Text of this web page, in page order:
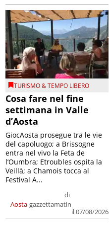
TURISMO & TEMPO LIBERO
Cosa fare nel fine
settimana in Valle
d’Aosta
Aosta
di
gazzettamatin
il 07/08/2026
GiocAosta prosegue tra le vie
del capoluogo; a Brissogne
entra nel vivo la Feta de
l’Oumbra; Etroubles ospita la
Veillà; a Chamois tocca al
Festival A...